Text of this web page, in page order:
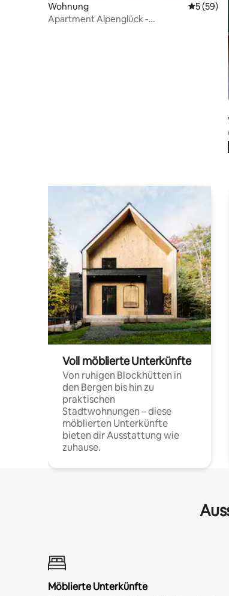
Wohnung
5 (59)
Apartment Alpenglück -
Voll möblierte Unterkünfte
Von ruhigen Blockhütten in
den Bergen bis hin zu
praktischen
Stadtwohnungen – diese
möblierten Unterkünfte
bieten dir Ausstattung wie
zuhause.
Möblierte Unterkünfte